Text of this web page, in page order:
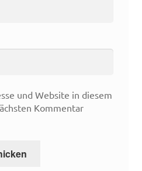
und Website in diesem
Kommentar